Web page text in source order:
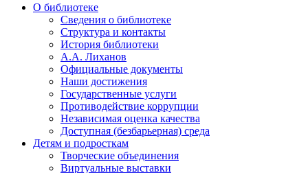
О библиотеке
Сведения о библиотеке
Структура и контакты
История библиотеки
А.А. Лиханов
Официальные документы
Наши достижения
Государственные услуги
Противодействие коррупции
Независимая оценка качества
Доступная (безбарьерная) среда
Детям и подросткам
Творческие объединения
Виртуальные выставки